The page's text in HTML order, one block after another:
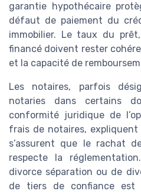
garantie hypothécaire
défaut de paiement du
immobilier. Le taux du
financé doivent rester
et la capacité de
Les notaires, parfois
notaries dans certains
conformité juridique de
frais de notaires,
s’assurent que le rachat
respecte la
divorce séparation ou de
de tiers de confiance est